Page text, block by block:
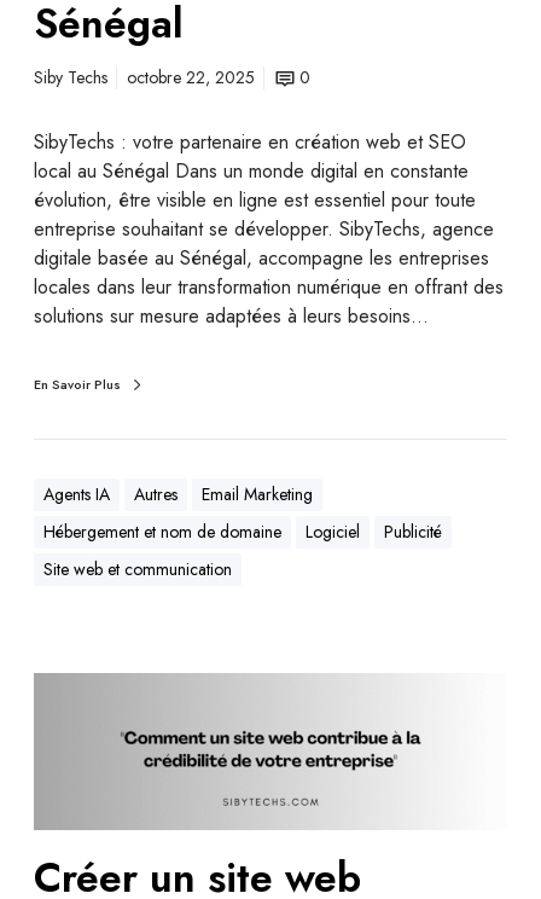
Sénégal
Siby Techs octobre 22, 2025 0
SibyTechs : votre partenaire en création web et SEO
local au Sénégal Dans un monde digital en constante
évolution, être visible en ligne est essentiel pour toute
entreprise souhaitant se développer. SibyTechs, agence
digitale basée au Sénégal, accompagne les entreprises
locales dans leur transformation numérique en offrant des
solutions sur mesure adaptées à leurs besoins…
En Savoir Plus
Agents IA Autres
Email Marketing
Hébergement et nom de domaine
Logiciel
Publicité
Site web et communication
Créer un site web